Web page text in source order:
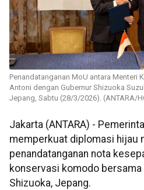
Penandatanganan MoU antara Menteri
Antoni dengan Gubernur Shizuoka
Jepang, Sabtu (28/3/2026). (ANTARA/
Jakarta (ANTARA) -
memperkuat diplomasi hijau
penandatanganan nota
konservasi komodo
Shizuoka, Jepang.